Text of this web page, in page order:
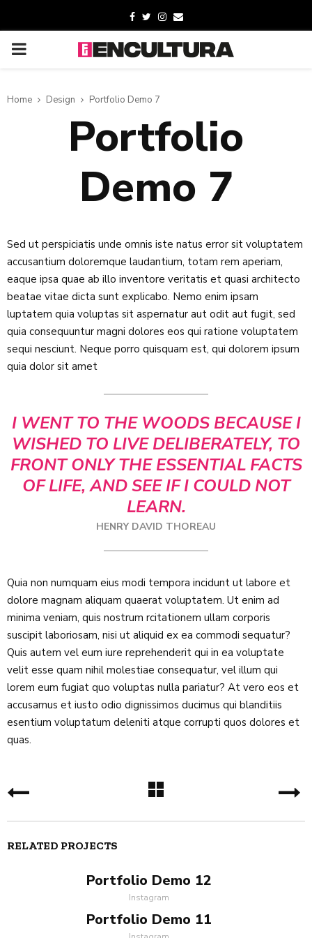
Home Design Portfolio Demo 7
Portfolio
Demo 7
Sed ut perspiciatis unde omnis iste natus error sit voluptatem
accusantium doloremque laudantium, totam rem aperiam,
eaque ipsa quae ab illo inventore veritatis et quasi architecto
beatae vitae dicta sunt explicabo. Nemo enim ipsam
luptatem quia voluptas sit aspernatur aut odit aut fugit, sed
quia consequuntur magni dolores eos qui ratione voluptatem
sequi nesciunt. Neque porro quisquam est, qui dolorem ipsum
quia dolor sit amet
I WENT TO THE WOODS BECAUSE I
WISHED TO LIVE DELIBERATELY, TO
FRONT ONLY THE ESSENTIAL FACTS
OF LIFE, AND SEE IF I COULD NOT
LEARN.
HENRY DAVID THOREAU
Quia non numquam eius modi tempora incidunt ut labore et
dolore magnam aliquam quaerat voluptatem. Ut enim ad
minima veniam, quis nostrum rcitationem ullam corporis
suscipit laboriosam, nisi ut aliquid ex ea commodi sequatur?
Quis autem vel eum iure reprehenderit qui in ea voluptate
velit esse quam nihil molestiae consequatur, vel illum qui
lorem eum fugiat quo voluptas nulla pariatur? At vero eos et
accusamus et iusto odio dignissimos ducimus qui blanditiis
esentium voluptatum deleniti atque corrupti quos dolores et
quas.
RELATED PROJECTS
Portfolio Demo 12
Instagram
Portfolio Demo 11